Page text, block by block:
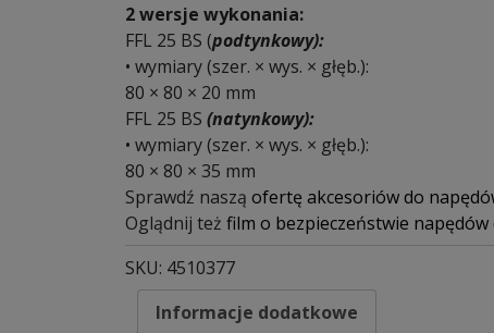
2 wersje wykonania:
FFL 25 BS (podtynkowy):
• wymiary (szer. × wys. × głęb.):
80 × 80 × 20 mm
FFL 25 BS (natynkowy):
• wymiary (szer. × wys. × głęb.):
80 × 80 × 35 mm
Sprawdź naszą ofertę akcesoriów do
Oglądnij też film o bezpieczeństwie
SKU: 4510377
Informacje dodatkowe